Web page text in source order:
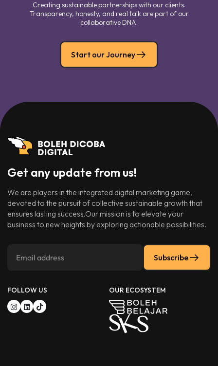
Creating sustainable partnerships with our clients.
Transparency, honesty, and real talk are part of our
collaborative DNA.
Start our Journey
Get any update from us!
We are players in the integrated digital marketing game,
devoted to the pursuit of collective sustainable growth that
ensures lasting success.Our mission is to elevate your
business to new heights by exploring actionable possibilities.
Subscribe
FOLLOW US OUR ECOSYSTEM